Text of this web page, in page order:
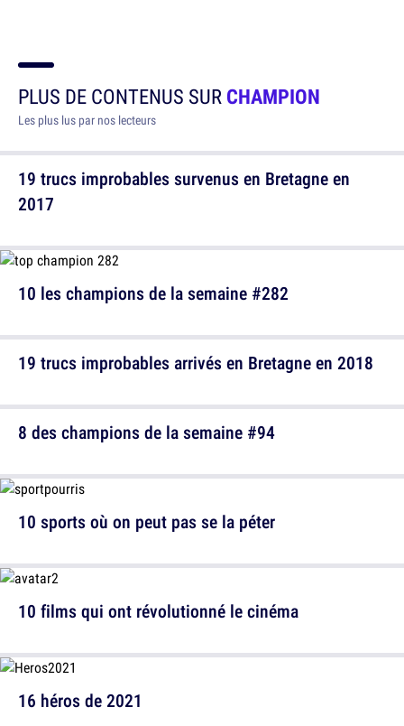
PLUS DE CONTENUS SURCHAMPION
Les plus lus par nos lecteurs
19 trucs improbables survenus en Bretagne en
2017
19 trucs improbables arrivés en Bretagne en 2018
10 sports où on peut pas se la péter
16 héros de 2021
10 les champions de la semaine #282
8 des champions de la semaine #94
10 films qui ont révolutionné le cinéma